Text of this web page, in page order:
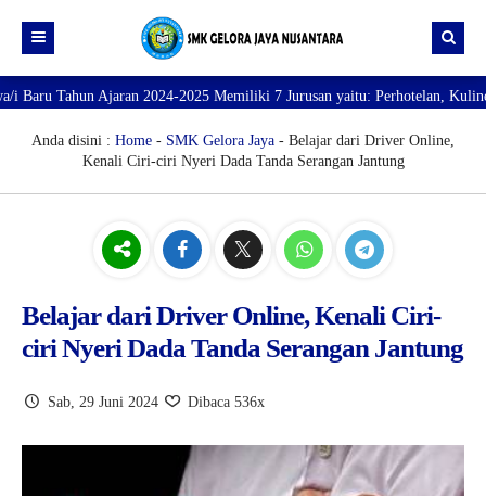
Beranda
Profil
SARANA PRASARANA
DATA GURU
Ajaran 2024-2025 Memiliki 7 Jurusan yaitu: Perhotelan, Kuliner,
Anda disini : Home - SMK Gelora Jaya - Belajar dari Driver Online,
Kenali Ciri-ciri Nyeri Dada Tanda Serangan Jantung
Belajar dari Driver Online, Kenali Ciri-
ciri Nyeri Dada Tanda Serangan Jantung
Sab, 29 Juni 2024 Dibaca 536x